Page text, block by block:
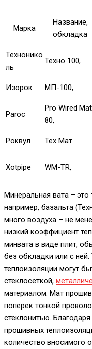
Марка
Название,
обкладка
Технонико
ль
Техно 100,
Изорок МП-100,
Paroc
Pro Wired Mat
80,
Роквул Тех Мат
Xotpipe WM-TR,
Минеральная вата –
например, базальта
много воздуха – не
низкий коэффициент
минвата в виде плит,
без обкладки или с
теплоизоляции могут
стеклосеткой,
материалом. Мат
поперек тонкой
стеклонитью.
прошивных
количество вносимого